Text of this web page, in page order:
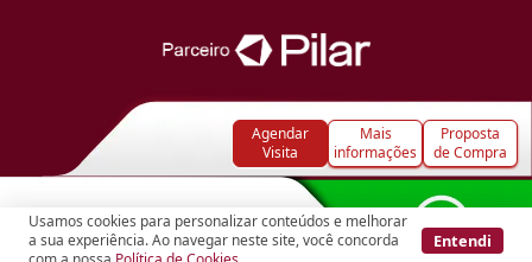
Usamos cookies para personalizar conteúdos e melhorar
a sua experiência. Ao navegar neste site, você concorda
Entendi
Agendar
Visita
Mais
informações
Proposta
de Compra